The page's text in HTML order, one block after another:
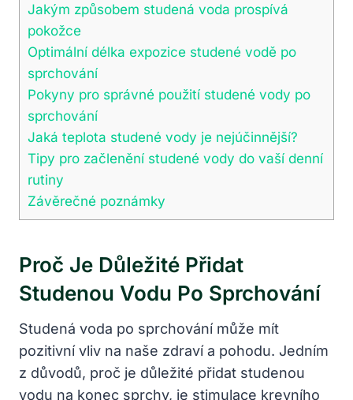
Jakým způsobem studená voda prospívá
pokožce
Optimální délka expozice studené vodě po
sprchování
Pokyny pro správné použití studené vody po
sprchování
Jaká teplota studené vody je nejúčinnější?
Tipy pro začlenění studené vody do vaší denní
rutiny
Závěrečné poznámky
Proč Je Důležité Přidat
Studenou Vodu Po Sprchování
Studená voda po sprchování může mít
pozitivní vliv na naše zdraví a pohodu. Jedním
z důvodů, proč je důležité přidat studenou
vodu na konec sprchy, je stimulace krevního